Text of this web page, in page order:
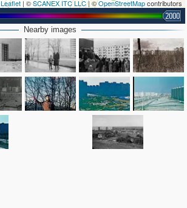
Leaflet| ©SCANEX ITC LLC| ©OpenStreetMapcontributors
2000
Nearby images